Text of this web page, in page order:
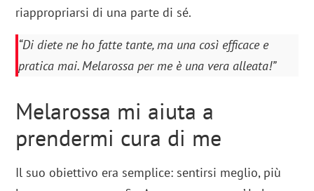
riappropriarsi di una parte di sé.
“Di diete ne ho fatte tante, ma una così efficace e
pratica mai. Melarossa per me è una vera alleata!”
Melarossa mi aiuta a
prendermi cura di me
Il suo obiettivo era semplice: sentirsi meglio, più